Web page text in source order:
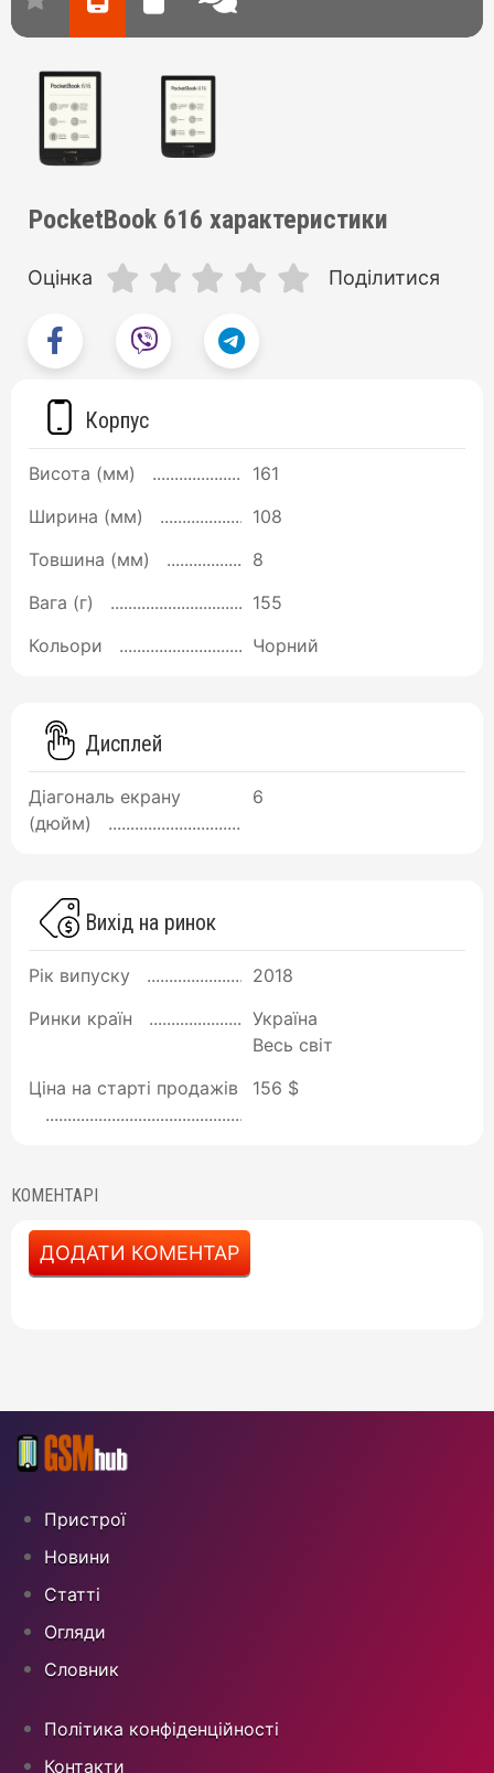
PocketBook 616 характеристики
Оцінка Поділитися
Корпус
Висота (мм)
161
Ширина (мм)
108
Товшина (мм)
8
Вага (г)
155
Кольори
Чорний
Дисплей
Діагональ екрану
(дюйм)
6
Вихід на ринок
Рік випуску
2018
Ринки країн
Україна
Весь світ
Ціна на старті продажів
156 $
КОМЕНТАРІ
ДОДАТИ КОМЕНТАР
Пристрої
Новини
Статті
Огляди
Cловник
Політика конфіденційності
Контакти